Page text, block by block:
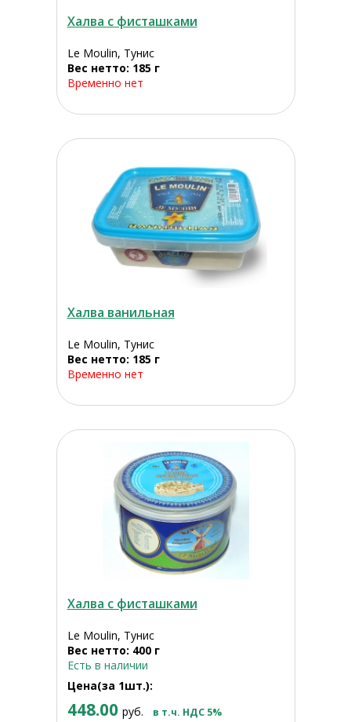
Халва с фисташками
Le Moulin, Тунис
Вес нетто: 185 г
Временно нет
Халва ванильная
Le Moulin, Тунис
Вес нетто: 185 г
Временно нет
Халва с фисташками
Le Moulin, Тунис
Вес нетто: 400 г
Есть в наличии
Цена(за 1шт.):
448.00 руб. в т.ч. НДС 5%